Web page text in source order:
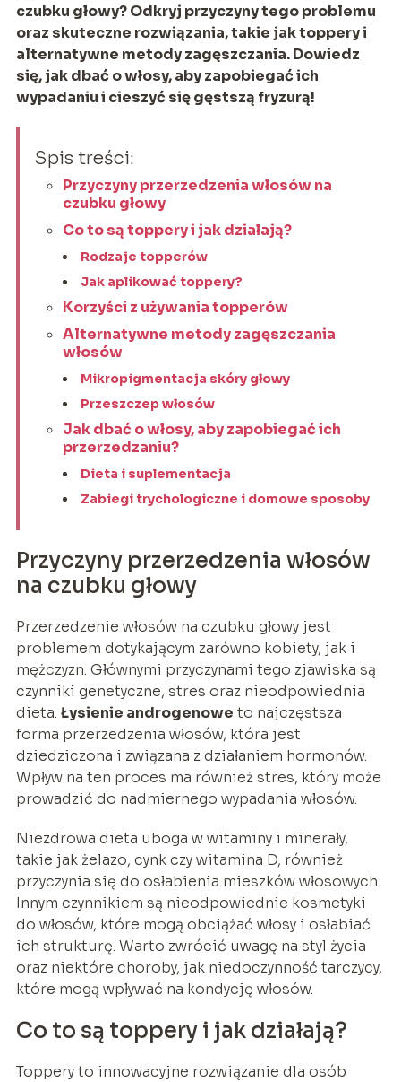
czubku głowy? Odkryj przyczyny tego problemu
oraz skuteczne rozwiązania, takie jak toppery i
alternatywne metody zagęszczania. Dowiedz
się, jak dbać o włosy, aby zapobiegać ich
wypadaniu i cieszyć się gęstszą fryzurą!
Spis treści:
Przyczyny przerzedzenia włosów na
czubku głowy
Co to są toppery i jak działają?
Rodzaje topperów
Jak aplikować toppery?
Korzyści z używania topperów
Alternatywne metody zagęszczania
włosów
Mikropigmentacja skóry głowy
Przeszczep włosów
Jak dbać o włosy, aby zapobiegać ich
przerzedzaniu?
Dieta i suplementacja
Zabiegi trychologiczne i domowe sposoby
Przyczyny przerzedzenia włosów
na czubku głowy
Przerzedzenie włosów na czubku głowy jest
problemem dotykającym zarówno kobiety, jak i
mężczyzn. Głównymi przyczynami tego zjawiska są
czynniki genetyczne, stres oraz nieodpowiednia
dieta. Łysienie androgenowe to najczęstsza
forma przerzedzenia włosów, która jest
dziedziczona i związana z działaniem hormonów.
Wpływ na ten proces ma również stres, który może
prowadzić do nadmiernego wypadania włosów.
Niezdrowa dieta uboga w witaminy i minerały,
takie jak żelazo, cynk czy witamina D, również
przyczynia się do osłabienia mieszków włosowych.
Innym czynnikiem są nieodpowiednie kosmetyki
do włosów, które mogą obciążać włosy i osłabiać
ich strukturę. Warto zwrócić uwagę na styl życia
oraz niektóre choroby, jak niedoczynność tarczycy,
które mogą wpływać na kondycję włosów.
Co to są toppery i jak działają?
Toppery to innowacyjne rozwiązanie dla osób